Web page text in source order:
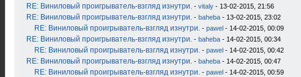
RE: Виниловый проигрыватель-взгляд изнутри. - vitaly - 13-02-2015, 21:56
RE: Виниловый проигрыватель-взгляд изнутри. - baheba - 13-02-2015, 23:02
RE: Виниловый проигрыватель-взгляд изнутри. - pawel - 14-02-2015, 00:09
RE: Виниловый проигрыватель-взгляд изнутри. - baheba - 14-02-2015, 00:34
RE: Виниловый проигрыватель-взгляд изнутри. - pawel - 14-02-2015, 00:42
RE: Виниловый проигрыватель-взгляд изнутри. - baheba - 14-02-2015, 00:47
RE: Виниловый проигрыватель-взгляд изнутри. - pawel - 14-02-2015, 00:59